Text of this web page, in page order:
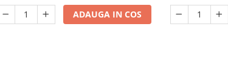
ADAUGA IN COS